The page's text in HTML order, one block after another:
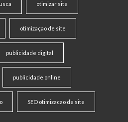
otimizar site
otimizaçao de site
publicidade digital
publicidade online
SEO otimizacao de site